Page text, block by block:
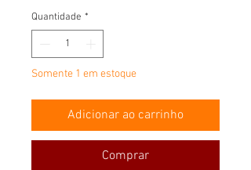
Quantidade *
Somente 1 em estoque
Adicionar ao carrinho
Comprar